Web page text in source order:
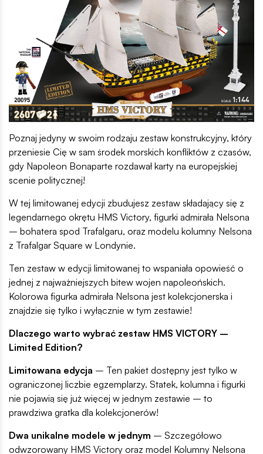
Poznaj jedyny w swoim rodzaju zestaw konstrukcyjny, który
przeniesie Cię w sam środek morskich konfliktów z czasów,
gdy Napoleon Bonaparte rozdawał karty na europejskiej
scenie politycznej!
W tej limitowanej edycji zbudujesz zestaw składający się z
legendarnego okrętu HMS Victory, figurki admirała Nelsona
– bohatera spod Trafalgaru, oraz modelu kolumny Nelsona
z Trafalgar Square w Londynie.
Ten zestaw w edycji limitowanej to wspaniała opowieść o
jednej z najważniejszych bitew wojen napoleońskich.
Kolorowa figurka admirała Nelsona jest kolekcjonerska i
znajdzie się tylko i wyłącznie w tym zestawie!
Dlaczego warto wybrać zestaw HMS VICTORY –
Limited Edition?
Limitowana edycja – Ten pakiet dostępny jest tylko w
ograniczonej liczbie egzemplarzy. Statek, kolumna i figurki
nie pojawią się już więcej w jednym zestawie – to
prawdziwa gratka dla kolekcjonerów!
Dwa unikalne modele w jednym – Szczegółowo
odwzorowany HMS Victory oraz model Kolumny Nelsona